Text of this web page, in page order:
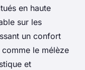
en haute
sur les
un confort
le mélèze
et